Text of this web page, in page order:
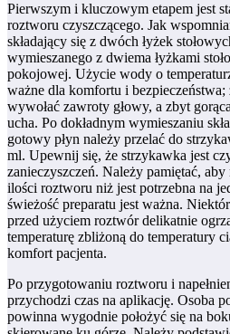
Pierwszym i kluczowym etapem jest
roztworu czyszczącego. Jak
składający się z dwóch łyżek
wymieszanego z dwiema łyżkami
pokojowej. Użycie wody o
ważne dla komfortu i
wywołać zawroty głowy, a zbyt
ucha. Po dokładnym wymieszaniu
gotowy płyn należy przelać do
ml. Upewnij się, że strzykawka jest
zanieczyszczeń. Należy pamiętać,
ilości roztworu niż jest potrzebna na
świeżość preparatu jest ważna.
przed użyciem roztwór delikatnie
temperaturę zbliżoną do temperatury
komfort pacjenta.
Po przygotowaniu roztworu i
przychodzi czas na aplikację. Osoba
powinna wygodnie położyć się na